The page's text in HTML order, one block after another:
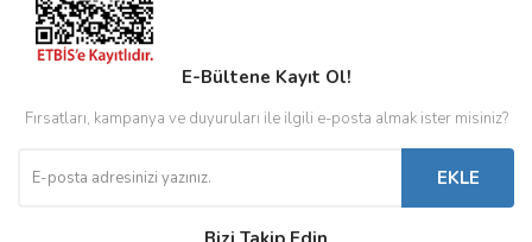
E-Bültene Kayıt Ol!
Fırsatları, kampanya ve duyuruları ile ilgili e-posta almak ister misiniz?
EKLE